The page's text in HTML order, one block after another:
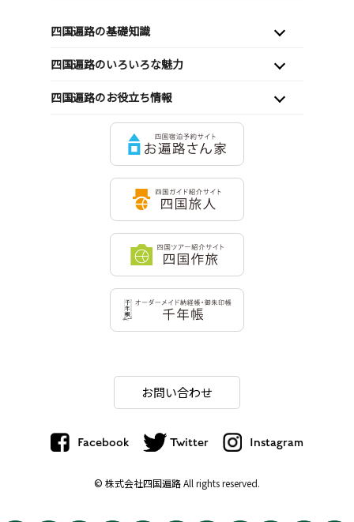
四国遍路の基礎知識
四国遍路のいろいろな魅力
四国遍路のお役立ち情報
お問い合わせ
Facebook Twitter Instagram
© 株式会社四国遍路All rights reserved.